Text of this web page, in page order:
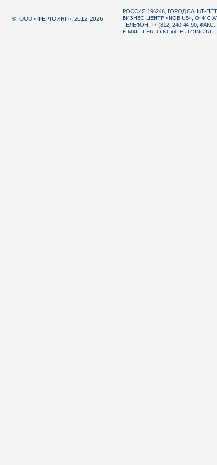
© ООО «ФЕРТОИНГ», 2012-2026
РОССИЯ 196246, ГОРОД САНКТ-
БИЗНЕС-ЦЕНТР «NOBIUS», ОФИС
ТЕЛЕФОН: +7 (812) 240-44-90, ФАКС:
E-MAIL: FERTOING@FERTOING.RU